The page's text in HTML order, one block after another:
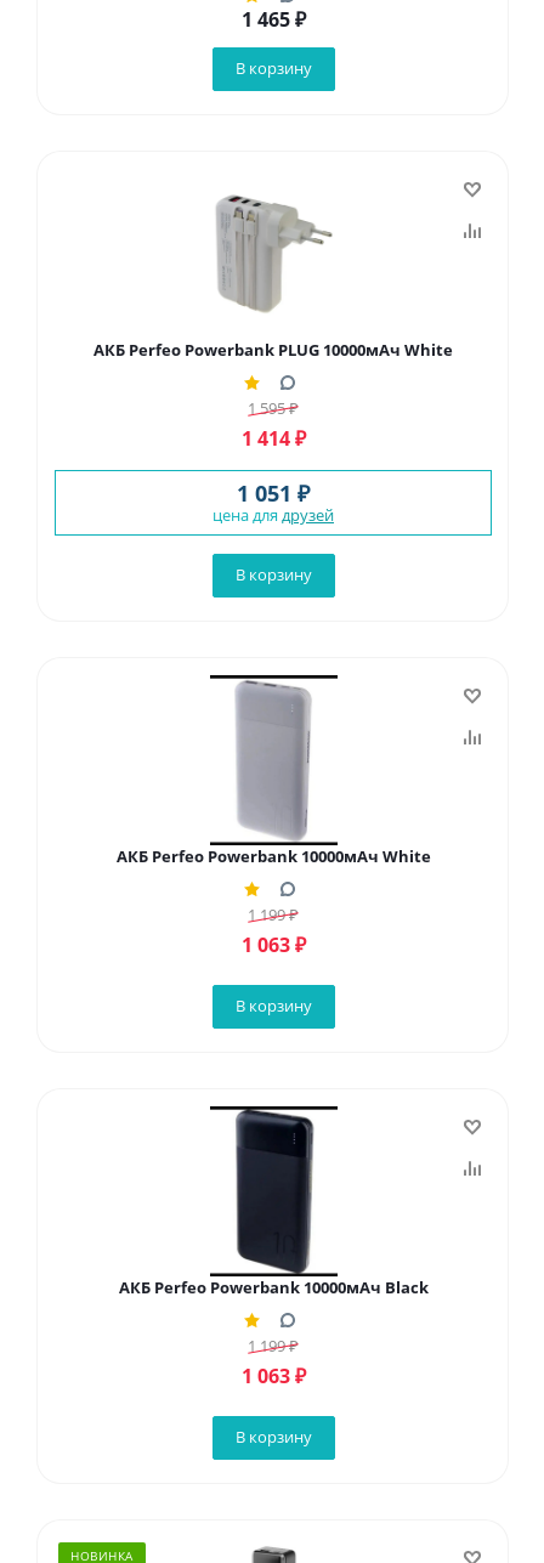
1 465₽
В корзину
АКБ Perfeo Powerbank PLUG 10000мАч White
1 595₽
1 414₽
1 051 ₽
цена для друзей
В корзину
АКБ Perfeo Powerbank 10000мАч White
1 199₽
1 063₽
В корзину
АКБ Perfeo Powerbank 10000мАч Black
1 199₽
1 063₽
В корзину
НОВИНКА